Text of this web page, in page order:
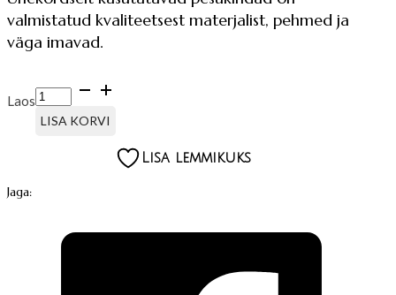
valmistatud kvaliteetsest materjalist, pehmed ja
väga imavad.
Laos
PESUKINNAS,
AIRLAID,
50TK
LISA KORVI
Lisa lemmikuks
Jaga: